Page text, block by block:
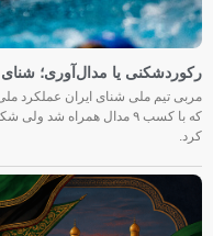
رکوردشکنی یا مدال‌آوری؛ شنای
مربی تیم ملی شنای ایران عملکرد
که با کسب ۹ مدال همراه شد
کرد.